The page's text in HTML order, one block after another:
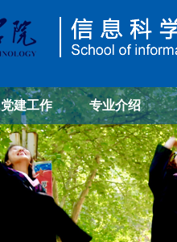
党建工作 专业介绍